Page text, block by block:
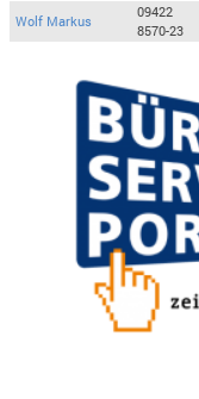
Wolf Markus
09422
8570-23